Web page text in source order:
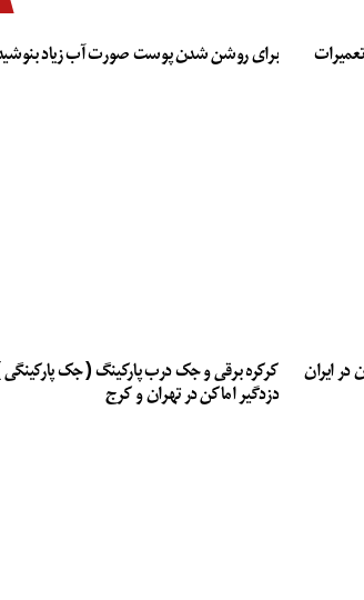
برای روشن شدن پوست صورت آب زیاد
در ایران
کرکره برقی و جک درب پارکینگ ( جک پارکینگی
دزدگیر اماکن در تهران و کرج